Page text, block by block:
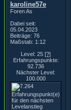
karoline57e
Foren As
Dabei seit:
05.04.2023
Beiträge: 76
Maßstab: 1:12
Level: 25 [?]
Erfahrungspunkte:
92.736
Nächster Level:
100.000